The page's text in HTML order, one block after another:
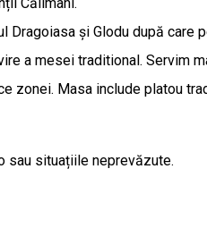
Dragoiasa și Glodu după
a mesei traditional. Servim
zonei. Masa include platou
sau situațiile neprevăzute.